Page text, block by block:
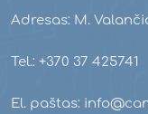
Adresas: M.
Tel.: +370 37 425741
El. paštas: